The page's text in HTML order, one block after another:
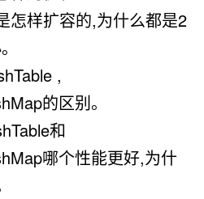
怎样扩容的,为什么都是2
,
的区别。
和
哪个性能更好,为什